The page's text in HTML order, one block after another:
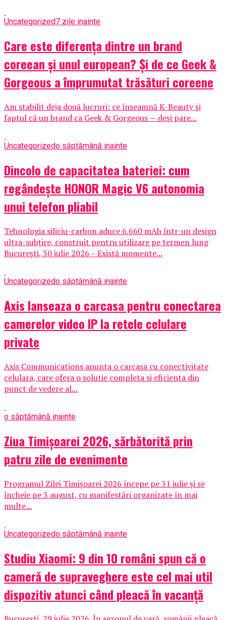
Uncategorized7 zile inainte
Care este diferența dintre un brand
coreean și unul european? Și de ce Geek &
Gorgeous a împrumutat trăsături coreene
Am stabilit deja două lucruri: ce înseamnă K-Beauty și
faptul că un brand ca Geek & Gorgeous — deși pare...
Uncategorizedo săptămână inainte
Dincolo de capacitatea bateriei: cum
regândește HONOR Magic V6 autonomia
unui telefon pliabil
Tehnologia siliciu-carbon aduce 6.660 mAh într-un design
ultra-subțire, construit pentru utilizare pe termen lung
București, 30 iulie 2026 – Există momente...
Uncategorizedo săptămână inainte
Axis lanseaza o carcasa pentru conectarea
camerelor video IP la retele celulare
private
Axis Communications anunta o carcasa cu conectivitate
celulara, care ofera o solutie completa si eficienta din
punct de vedere al...
o săptămână inainte
Ziua Timișoarei 2026, sărbătorită prin
patru zile de evenimente
Programul Zilei Timișoarei 2026 începe pe 31 iulie și se
încheie pe 3 august, cu manifestări organizate în mai
multe...
Uncategorizedo săptămână inainte
Studiu Xiaomi: 9 din 10 români spun că o
cameră de supraveghere este cel mai util
dispozitiv atunci când pleacă în vacanță